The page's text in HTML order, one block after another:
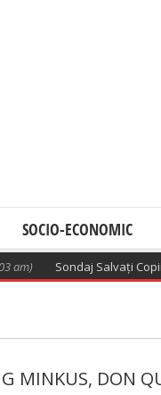
SOCIO-ECONOMIC
Sondaj Salvați Copiii:
DON